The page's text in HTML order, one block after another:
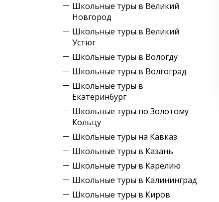
Школьные туры в Великий
Новгород
Школьные туры в Великий
Устюг
Школьные туры в Вологду
Школьные туры в Волгоград
Школьные туры в
Екатеринбург
Школьные туры по Золотому
Кольцу
Школьные туры на Кавказ
Школьные туры в Казань
Школьные туры в Карелию
Школьные туры в Калининград
Школьные туры в Киров